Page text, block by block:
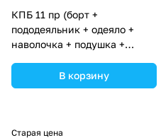
КПБ 11 пр (борт +
пододеяльник + одеяло +
наволочка + подушка +
0-1бб_02) цвета в
ассортименте.
В корзину
Старая цена